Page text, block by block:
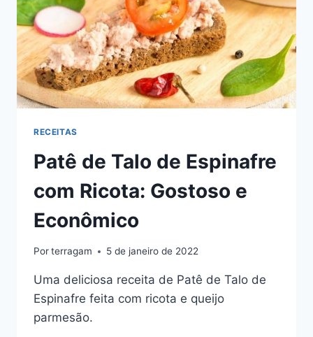
RECEITAS
Patê de Talo de Espinafre
com Ricota: Gostoso e
Econômico
Porterragam 5 de janeiro de 2022
Uma deliciosa receita de Patê de Talo de
Espinafre feita com ricota e queijo
parmesão.